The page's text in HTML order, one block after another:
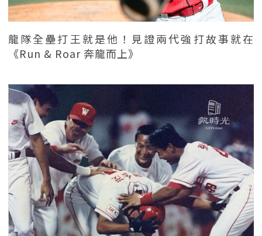
龍隊全壘打王就是他！見證兩代強打故事就在
《Run & Roar 奔龍而上》